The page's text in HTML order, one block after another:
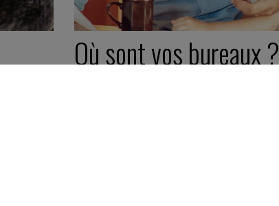
Où sont vos bureaux ?